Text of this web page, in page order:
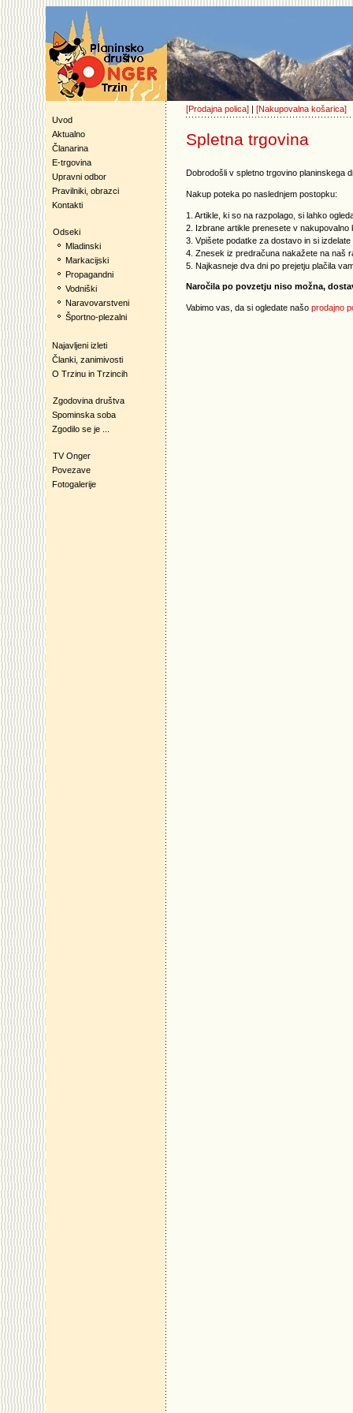
Uvod
Aktualno
Članarina
E-trgovina
Upravni odbor
Pravilniki, obrazci
Kontakti
Odseki
Mladinski
Markacijski
Propagandni
Vodniški
Naravovarstveni
Športno-plezalni
Najavljeni izleti
Članki, zanimivosti
O Trzinu in Trzincih
Zgodovina društva
Spominska soba
Zgodilo se je ...
TV Onger
Povezave
Fotogalerije
[Prodajna polica] | [Nakupovalna košarica]
Spletna trgovina
Dobrodošli v spletno trgovino planinskega
Nakup poteka po naslednjem postopku:
1. Artikle, ki so na razpolago, si lahko
2. Izbrane artikle prenesete v nakupovalno
3. Vpišete podatke za dostavo in si
4. Znesek iz predračuna nakažete na naš
5. Najkasneje dva dni po prejetju plačila
Naročila po povzetju niso možna,
Vabimo vas, da si ogledate našo prodajno